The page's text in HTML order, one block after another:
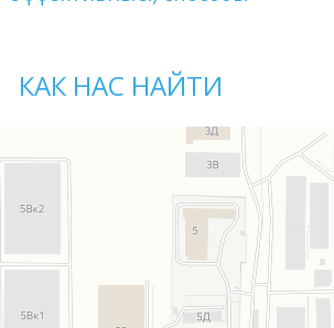
КАК НАС НАЙТИ